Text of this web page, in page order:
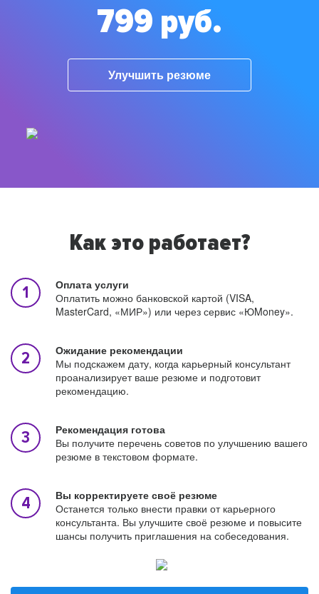
799 руб.
Улучшить резюме
Как это работает?
Оплата услуги
Оплатить можно банковской картой (VISA,
MasterCard, «МИР») или через сервис «ЮMoney».
Ожидание рекомендации
Мы подскажем дату, когда карьерный консультант
проанализирует ваше резюме и подготовит
рекомендацию.
Рекомендация готова
Вы получите перечень советов по улучшению вашего
резюме в текстовом формате.
Вы корректируете своё резюме
Останется только внести правки от карьерного
консультанта. Вы улучшите своё резюме и повысите
шансы получить приглашения на собеседования.